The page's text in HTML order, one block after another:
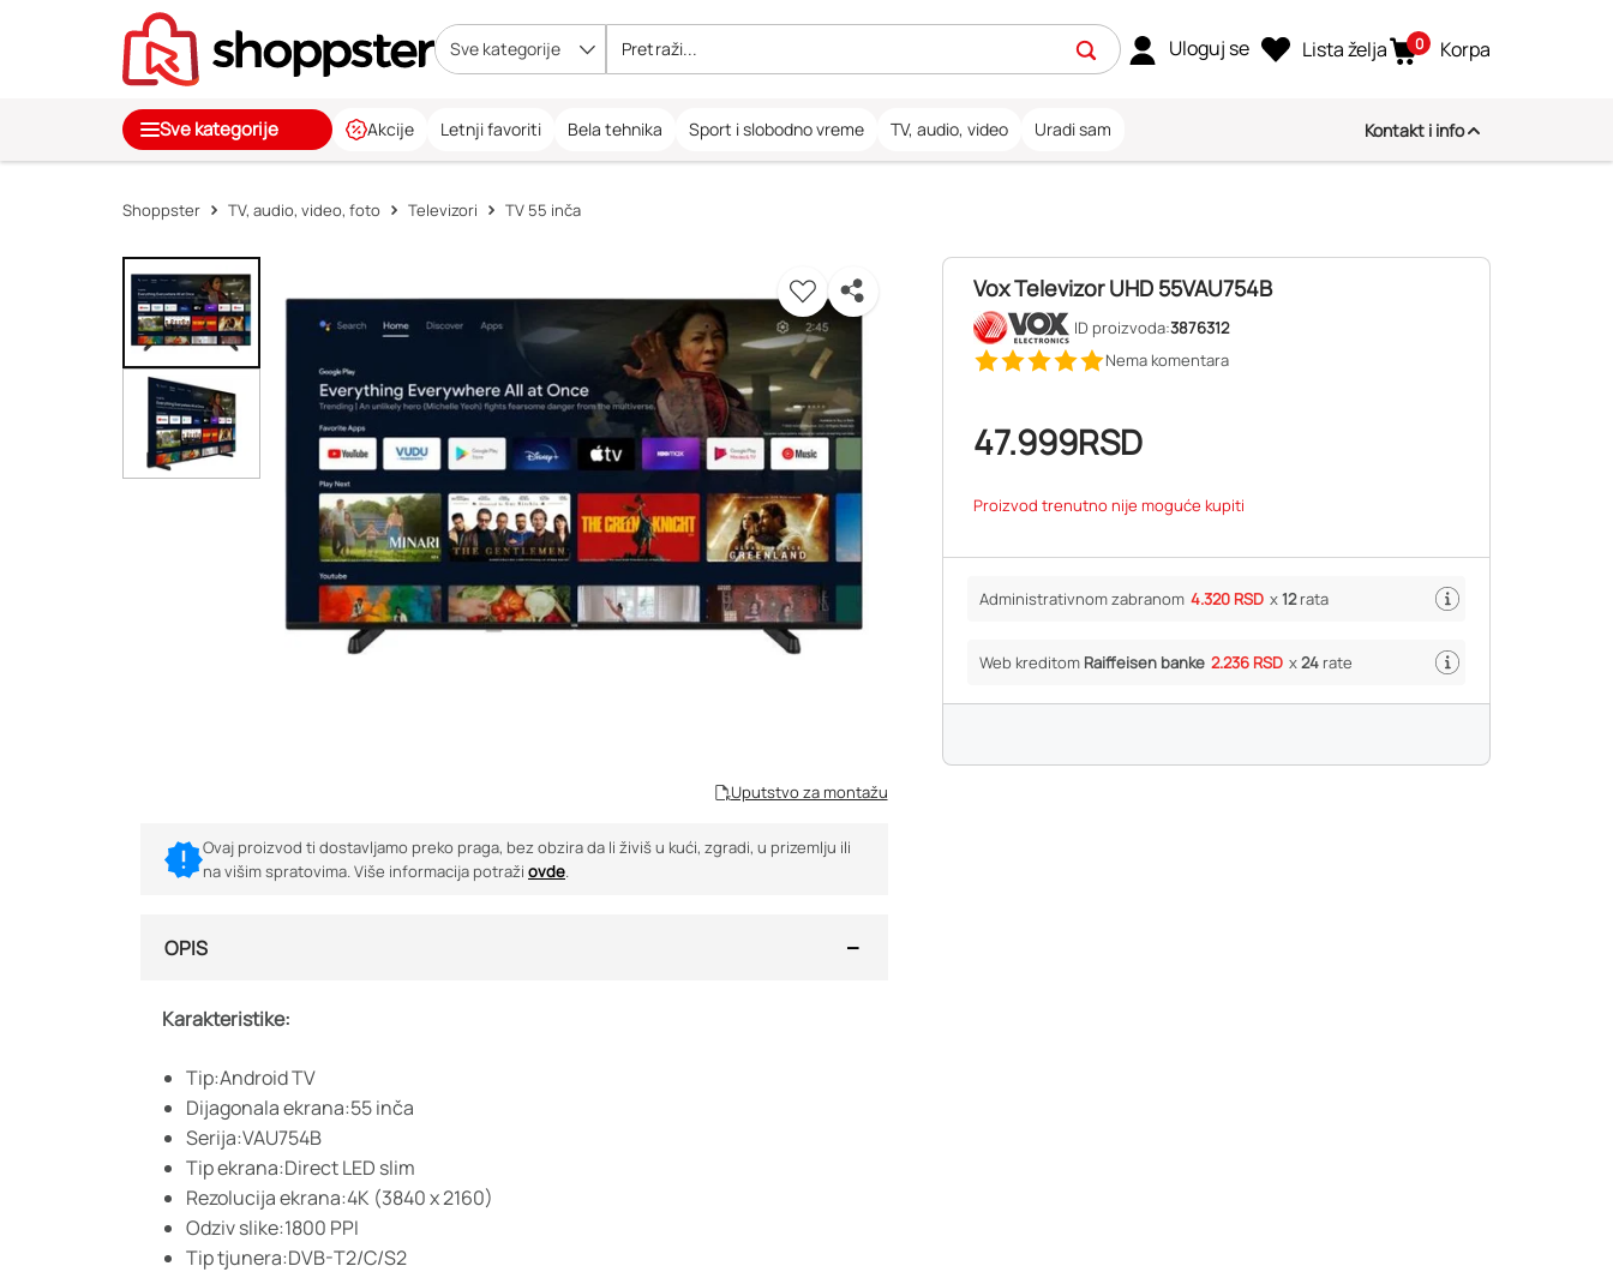
Sve kategorije Uloguj se Lista želja 0 Korpa
Sve kategorije Akcije Letnji favoriti Bela tehnika Sport i slobodno vreme TV, audio, video Uradi sam Kontakt i info
Shoppster TV, audio, video, foto Televizori TV 55 inča
Vox Televizor UHD 55VAU754B
ID proizvoda:3876312
Nema komentara
47.999RSD
Proizvod trenutno nije moguće kupiti
Administrativnom zabranom 4.320 RSD x12rata
Web kreditom Raiffeisen banke 2.236 RSD x24rate
Uputstvo za montažu
Ovaj proizvod ti dostavljamo preko praga, bez obzira da li živiš u kući, zgradi, u prizemlju ili
na višim spratovima. Više informacija potraži ovde.
OPIS
Karakteristike:
Tip:Android TV
Dijagonala ekrana:55 inča
Serija:VAU754B
Tip ekrana:Direct LED slim
Rezolucija ekrana:4K (3840 x 2160)
Odziv slike:1800 PPI
Tip tjunera:DVB-T2/C/S2